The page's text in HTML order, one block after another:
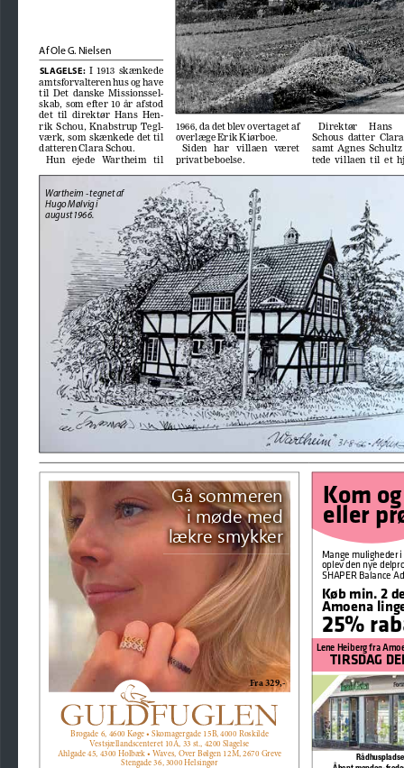
Af Ole G. Nielsen
SLAGELSE:
  I  1913  skænkede
amtsforvalteren hus og have
til  Det  danske  Missionssel-
skab,  som  efter  10  år  afstod
det  til  direktør  Hans  Hen
rik  Schou,  Knabstrup  Tegl-
værk,  som  skænkede  det  til
datteren Clara Schou.
Hun   ejede   Wartheim   til
1966, da det blev overtaget af
overlæge Erik Kiørboe.
Siden   har   villaen   været
privat beboelse.
Direktør     Hans
Schous  datter
samt  Agnes
tede  villaen  til  et
Kom
eller
Køb min. 2
Amoena
25%
Mange muligheder
oplev den nye
SHAPER Balance
Lene Heiberg fra
TIRSDAG
Brogade 6, 4600 Køge • Skomagergade 15B, 4000 Roskilde
Vestsjællandscenteret 10A, 33 st., 4200 Slagelse
Ahlgade 45, 4300 Holbæk • Waves, Over Bølgen 12M, 2670 Greve
Stengade 36, 3000 Helsingør
Fra 329,-
Gå sommeren
i møde med
lækre smykker
Wartheim - tegnet af
Hugo Mølvig i
august 1966.